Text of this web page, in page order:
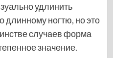
удлинить
длинному ногтю, но это
случаев форма
значение.